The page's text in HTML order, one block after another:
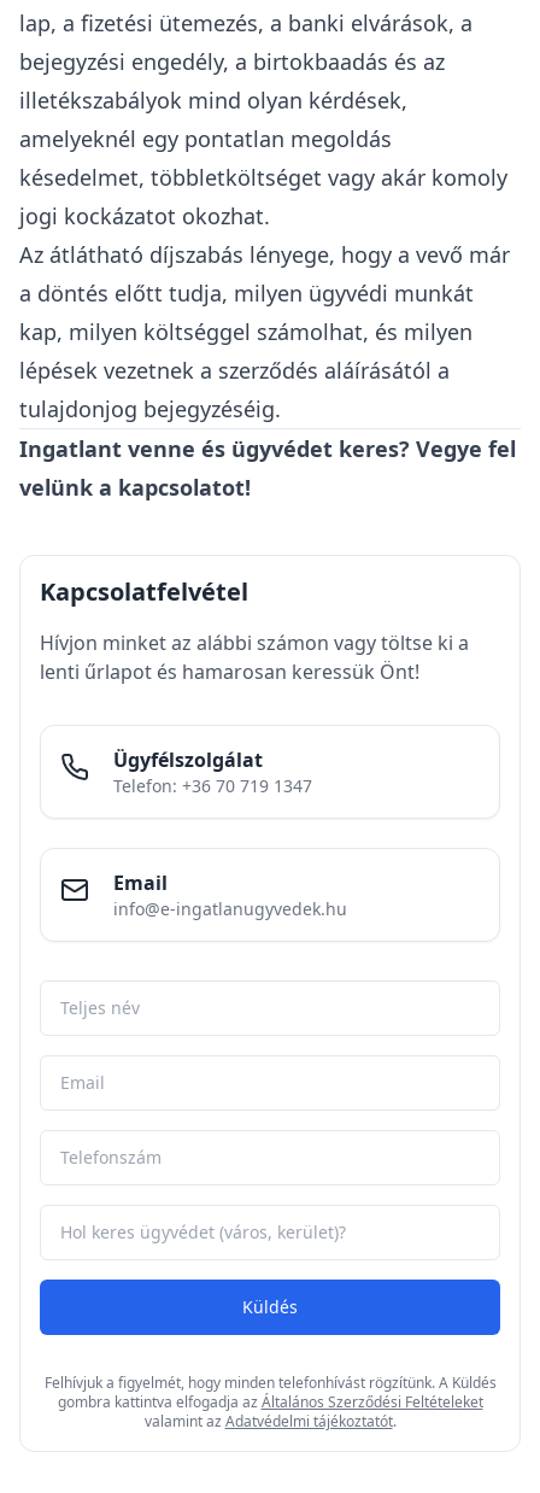
lap, a fizetési ütemezés, a banki elvárások, a
bejegyzési engedély, a birtokbaadás és az
illetékszabályok mind olyan kérdések,
amelyeknél egy pontatlan megoldás
késedelmet, többletköltséget vagy akár komoly
jogi kockázatot okozhat.
Az átlátható díjszabás lényege, hogy a vevő már
a döntés előtt tudja, milyen ügyvédi munkát
kap, milyen költséggel számolhat, és milyen
lépések vezetnek a szerződés aláírásától a
tulajdonjog bejegyzéséig.
Ingatlant venne és ügyvédet keres? Vegye fel
velünk a kapcsolatot!
Kapcsolatfelvétel
Hívjon minket az alábbi számon vagy töltse ki a
lenti űrlapot és hamarosan keressük Önt!
Ügyfélszolgálat
Telefon: +36 70 719 1347
Email
info@e-ingatlanugyvedek.hu
Küldés
Felhívjuk a figyelmét, hogy minden telefonhívást rögzítünk. A Küldés
gombra kattintva elfogadja az Általános Szerződési Feltételeket
valamint az Adatvédelmi tájékoztatót.